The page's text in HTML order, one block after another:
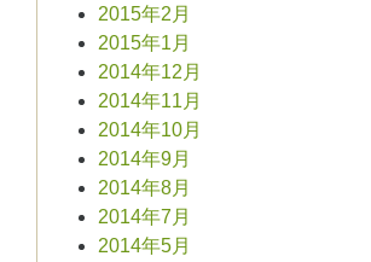
2015年2月
2015年1月
2014年12月
2014年11月
2014年10月
2014年9月
2014年8月
2014年7月
2014年5月